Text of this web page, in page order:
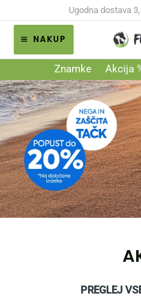
content
Ugodna dostava
MAIN
MENU
NAKUP
Znamke Akcija
PREGLEJ